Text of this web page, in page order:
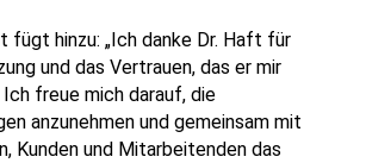
fügt hinzu: „Ich danke Dr. Haft für
und das Vertrauen, das er mir
freue mich darauf, die
anzunehmen und gemeinsam mit
Kunden und Mitarbeitenden das